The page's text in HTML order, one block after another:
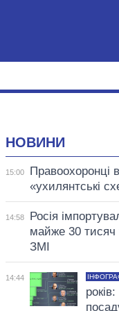
НОВИНИ
15:00
Правоохоронці
«ухилянтські
14:58
Росія
майже 30 тисяч
ЗМІ
14:44